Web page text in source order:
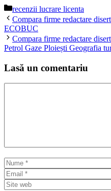
Categorii
recenzii lucrare licenta
Compara firme redactare
ECOBUC
Compara firme redactare
Petrol Gaze Ploiești Geografia
Lasă un comentariu
Nume